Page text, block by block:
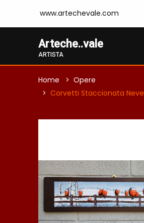
www.artechevale.com
Arteche..vale
ARTISTA
Home
Opere
Corvetti Staccionata Neve